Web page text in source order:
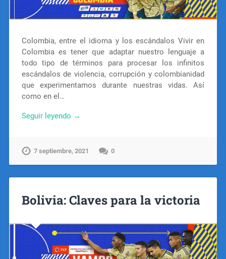
Colombia, entre el idioma y los escándalos Vivir en
Colombia es tener que adaptar nuestro lenguaje a
todo tipo de términos para procesar los infinitos
escándalos de violencia, corrupción y colombianidad
que experimentamos durante nuestras vidas. Así
como en el…
Seguir leyendo →
7 septiembre, 2021 0
Bolivia: Claves para la victoria